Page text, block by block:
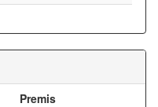
Premis